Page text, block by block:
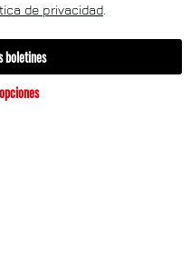
de privacidad
boletines